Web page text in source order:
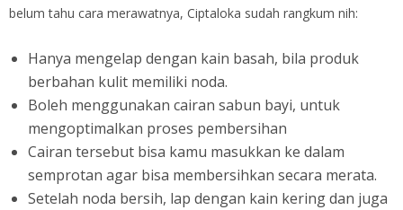
belum tahu cara merawatnya, Ciptaloka sudah rangkum nih:
Hanya mengelap dengan kain basah, bila produk
berbahan kulit memiliki noda.
Boleh menggunakan cairan sabun bayi, untuk
mengoptimalkan proses pembersihan
Cairan tersebut bisa kamu masukkan ke dalam
semprotan agar bisa membersihkan secara merata.
Setelah noda bersih, lap dengan kain kering dan juga